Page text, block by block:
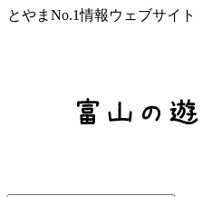
とやまNo.1情報ウェブサイト